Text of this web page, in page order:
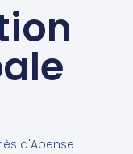
d'Abense